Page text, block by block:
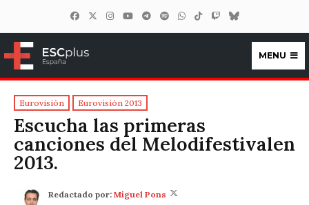
ESCplus España
MENU
Eurovisión Eurovisión 2013
Escucha las primeras
canciones del Melodifestivalen
2013.
Redactado por: Miguel Pons